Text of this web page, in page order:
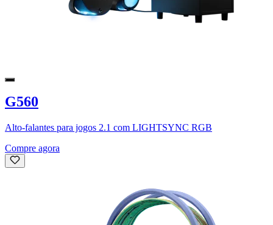
G560
Alto-falantes para jogos 2.1 com LIGHTSYNC RGB
Compre agora